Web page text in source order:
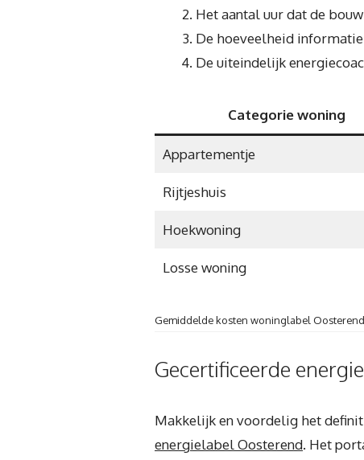
Het aantal uur dat de
De hoeveelheid
De uiteindelijk
Categorie woning
Appartementje
Rijtjeshuis
Hoekwoning
Losse woning
Gemiddelde kosten woninglabel
Gecertificeerde
Makkelijk en voordelig het
energielabel Oosterend. Het